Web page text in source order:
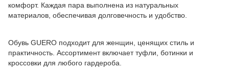
комфорт. Каждая пара выполнена из натуральных
материалов, обеспечивая долговечность и удобство.
Обувь GUERO подходит для женщин, ценящих стиль и
практичность. Ассортимент включает туфли, ботинки и
кроссовки для любого гардероба.